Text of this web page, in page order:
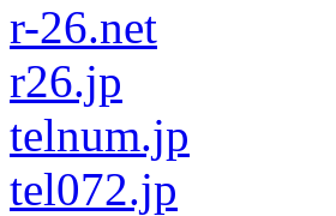
r-26.net
r26.jp
telnum.jp
tel072.jp